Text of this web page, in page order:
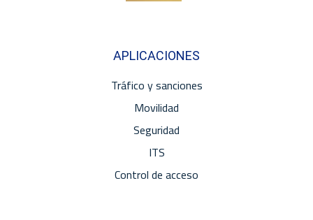
APLICACIONES
Tráfico y sanciones
Movilidad
Seguridad
ITS
Control de acceso